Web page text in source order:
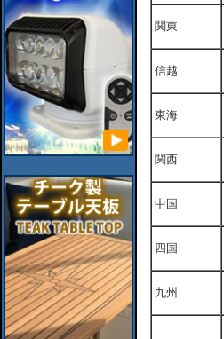
関東
信越
東海
関西
中国
四国
九州